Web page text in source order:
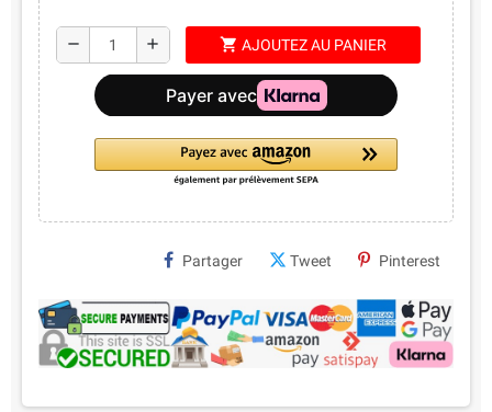
remove add shopping_cart AJOUTEZ AU PANIER
Partager Tweet Pinterest